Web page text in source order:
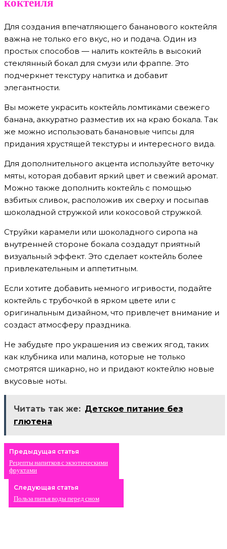
Для создания впечатляющего бананового коктейля
важна не только его вкус, но и подача. Один из
простых способов — налить коктейль в высокий
стеклянный бокал для смузи или фраппе. Это
подчеркнет текстуру напитка и добавит
элегантности.
Вы можете украсить коктейль ломтиками свежего
банана, аккуратно разместив их на краю бокала. Так
же можно использовать банановые чипсы для
придания хрустящей текстуры и интересного вида.
Для дополнительного акцента используйте веточку
мяты, которая добавит яркий цвет и свежий аромат.
Можно также дополнить коктейль с помощью
взбитых сливок, расположив их сверху и посыпав
шоколадной стружкой или кокосовой стружкой.
Струйки карамели или шоколадного сиропа на
внутренней стороне бокала создадут приятный
визуальный эффект. Это сделает коктейль более
привлекательным и аппетитным.
Если хотите добавить немного игривости, подайте
коктейль с трубочкой в ярком цвете или с
оригинальным дизайном, что привлечет внимание и
создаст атмосферу праздника.
Не забудьте про украшения из свежих ягод, таких
как клубника или малина, которые не только
смотрятся шикарно, но и придают коктейлю новые
вкусовые ноты.
Читать так же: Детское питание без
глютена
Предыдущая статья
Рецепты напитков с экзотическими
фруктами
Следующая статья
Польза питья воды перед сном